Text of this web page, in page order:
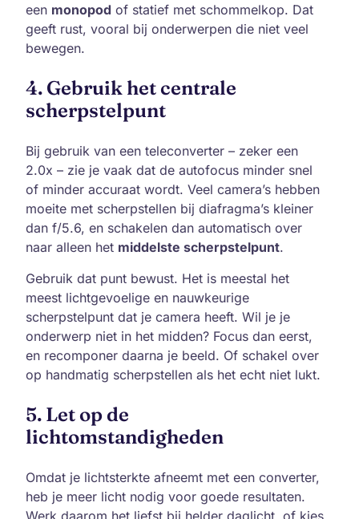
een monopod of statief met schommelkop. Dat
geeft rust, vooral bij onderwerpen die niet veel
bewegen.
4. Gebruik het centrale
scherpstelpunt
Bij gebruik van een teleconverter – zeker een
2.0x – zie je vaak dat de autofocus minder snel
of minder accuraat wordt. Veel camera’s hebben
moeite met scherpstellen bij diafragma’s kleiner
dan f/5.6, en schakelen dan automatisch over
naar alleen het middelste scherpstelpunt.
Gebruik dat punt bewust. Het is meestal het
meest lichtgevoelige en nauwkeurige
scherpstelpunt dat je camera heeft. Wil je je
onderwerp niet in het midden? Focus dan eerst,
en recomponer daarna je beeld. Of schakel over
op handmatig scherpstellen als het echt niet lukt.
5. Let op de
lichtomstandigheden
Omdat je lichtsterkte afneemt met een converter,
heb je meer licht nodig voor goede resultaten.
Werk daarom het liefst bij helder daglicht, of kies